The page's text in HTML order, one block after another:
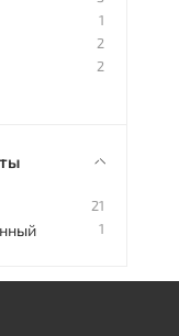
1
2
2
21
1